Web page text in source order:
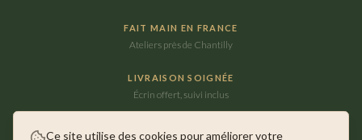
FAIT MAIN EN FRANCE
Ateliers près de Chantilly
LIVRAISON SOIGNÉE
Écrin offert, suivi inclus
Ce site utilise des cookies pour améliorer votre